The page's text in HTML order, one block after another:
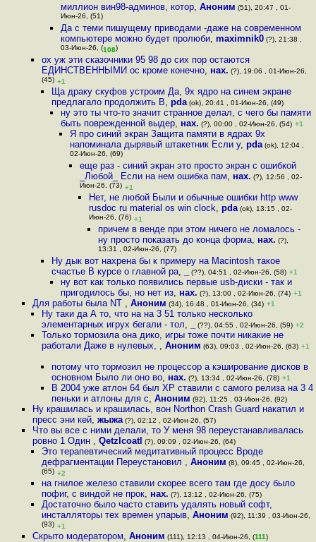
миллион вин98-админов, котор, Аноним (51), 20:47 , 01-
Июн-26, (51)
Да с теми пишущему приводами -даже на современном
компьютере можно будет пролюби, maximnik0(?), 21:38 ,
03-Июн-26, (108)
ох уж эти сказочники 95 98 до сих пор остаются
ЕДИНСТВЕННЫМИ ос кроме конечно, нах. (?), 19:06 , 01-Июн-26,
(45) +1
Ща драку скуфов устроим Да, 9x ядро на синем экране
предлагало продолжить В, pda(ok), 20:41 , 01-Июн-26, (49)
ну это ты что-то значит странное делал, с чего бы памяти
быть поврежденной выдер, нах. (?), 00:00 , 02-Июн-26, (54) +1
Я про синий экран Защита памяти в ядрах 9x
напоминала дырявый штакетник Если у,pda (ok), 12:04 ,
02-Июн-26, (69)
еще раз - синий экран это просто экран с ошибкой
_Любой_ Если на нем ошибка пам, нах. (?), 12:56 , 02-
Июн-26, (73) +1
Нет, не любой Были и обычные ошибки http www
rusdoc ru material os win clock, pda(ok), 13:15 , 02-
Июн-26, (76) +1
причем в венде при этом ничего не ломалось -
ну просто показать до конца форма, нах. (?),
13:31 , 02-Июн-26, (77)
Ну дык вот нахрена бы к примеру на Macintosh такое
счастье В курсе о главной ра, (??), 04:51 , 02-Июн-26, (58) +1
ну вот как только появились первые usb-диски - так и
пригодилось бы, но нет из, нах. (?), 13:00 , 02-Июн-26, (74) +1
Для работы была NT , Аноним (34), 16:48 , 01-Июн-26, (34) +1
Ну таки да А то, что на на 3 51 только несколько
элементарных игрух бегали - тол, (??), 04:55 , 02-Июн-26, (59) +2
Только тормозила она дико, игры тоже почти никакие не
работали Даже в нулевых, ,Аноним (63), 09:03 , 02-Июн-26, (63) +1
потому что тормозил не процессор а кэширование дисков в
основном Было ли оно во, нах. (?), 13:34 , 02-Июн-26, (78) +1
В 2004 уже атлон 64 был XP ставили с самого релиза на 3 4
пеньки и атлоны для с, Аноним (92), 11:25 , 03-Июн-26, (92)
Ну крашилась и крашилась, вон Northon Crash Guard накатил и
пресс эни кей, жыжа(?), 02:12 , 02-Июн-26, (57)
Что вы все с ними делали, то У меня 98 переустанавливалась
ровно 1 Один , Qetzlcoatl (?), 09:09 , 02-Июн-26, (64)
Это терапевтический медитативный процесс Вроде
дефрагментации Переустановил ,Аноним (8), 09:45 , 02-Июн-26,
(65) +2
на гнилое железо ставили скорее всего там где досу было
пофиг, с виндой не прок, нах. (?), 13:12 , 02-Июн-26, (75)
Достаточно было часто ставить удалять новый софт,
инсталляторы тех времен упарыв,Аноним (92), 11:39 , 03-Июн-26,
(93) +1
Скрыто модератором, Аноним (111), 12:13 , 04-Июн-26, (111)